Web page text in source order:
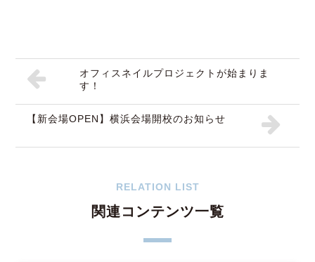
オフィスネイルプロジェクトが始まりま
す！
【新会場OPEN】横浜会場開校のお知らせ
RELATION LIST
関連コンテンツ一覧